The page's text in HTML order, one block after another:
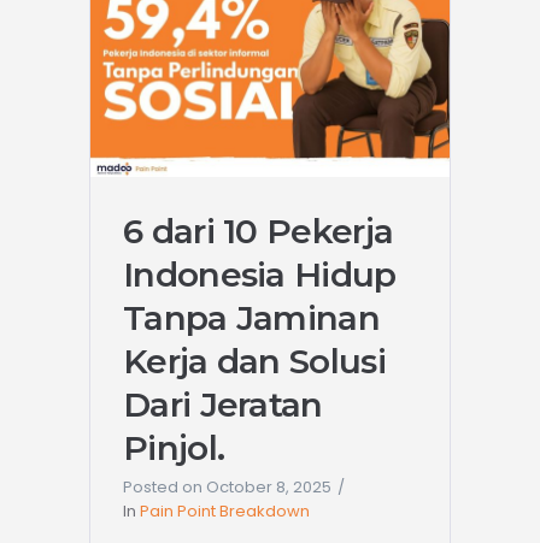
6 dari 10 Pekerja
Indonesia Hidup
Tanpa Jaminan
Kerja dan Solusi
Dari Jeratan
Pinjol.
Posted on October 8, 2025
In Pain Point Breakdown